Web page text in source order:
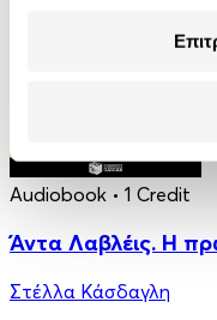
Audiobook • 1 Credit
Άντα Λαβλέις. Η
Στέλλα Κάσδαγλη